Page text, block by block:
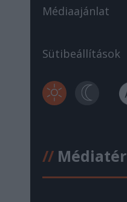
Médiaajánlat
Sütibeállítások
//Médiatér